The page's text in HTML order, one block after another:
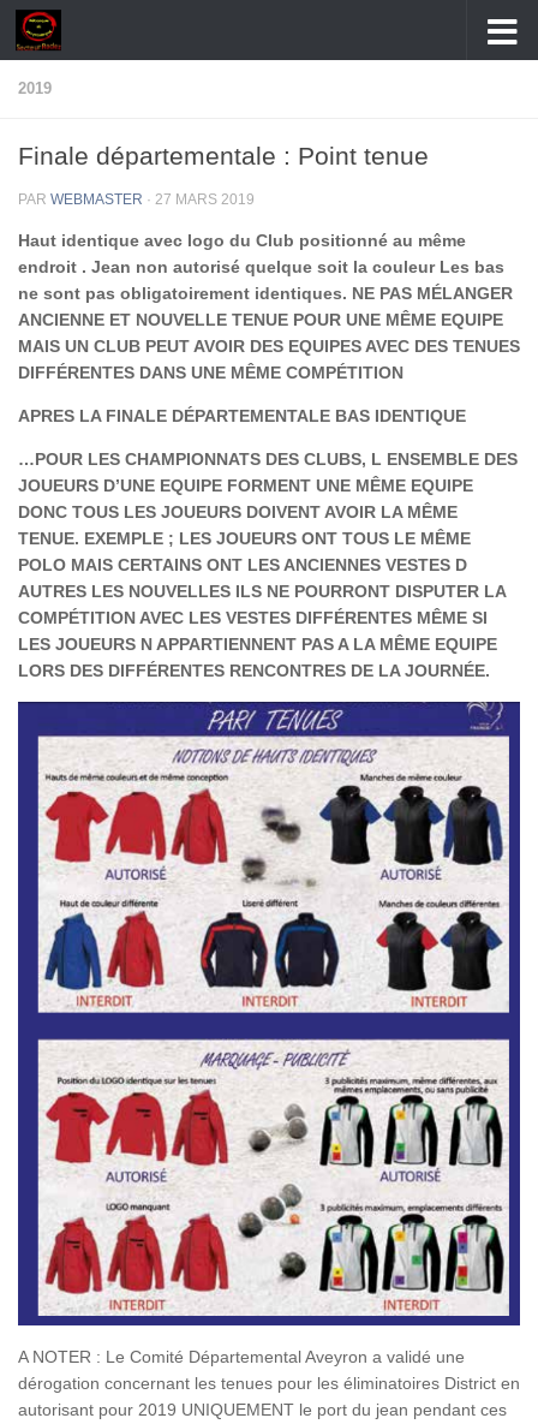
Skip to content
2019
Finale départementale : Point tenue
PAR WEBMASTER · 27 MARS 2019
Haut identique avec logo du Club positionné au même
endroit . Jean non autorisé quelque soit la couleur Les bas
ne sont pas obligatoirement identiques. NE PAS MÉLANGER
ANCIENNE ET NOUVELLE TENUE POUR UNE MÊME EQUIPE
MAIS UN CLUB PEUT AVOIR DES EQUIPES AVEC DES TENUES
DIFFÉRENTES DANS UNE MÊME COMPÉTITION
APRES LA FINALE DÉPARTEMENTALE BAS IDENTIQUE
…POUR LES CHAMPIONNATS DES CLUBS, L ENSEMBLE DES
JOUEURS D’UNE EQUIPE FORMENT UNE MÊME EQUIPE
DONC TOUS LES JOUEURS DOIVENT AVOIR LA MÊME
TENUE. EXEMPLE ; LES JOUEURS ONT TOUS LE MÊME
POLO MAIS CERTAINS ONT LES ANCIENNES VESTES D
AUTRES LES NOUVELLES ILS NE POURRONT DISPUTER LA
COMPÉTITION AVEC LES VESTES DIFFÉRENTES MÊME SI
LES JOUEURS N APPARTIENNENT PAS A LA MÊME EQUIPE
LORS DES DIFFÉRENTES RENCONTRES DE LA JOURNÉE.
A NOTER : Le Comité Départemental Aveyron a validé une
dérogation concernant les tenues pour les éliminatoires District en
autorisant pour 2019 UNIQUEMENT le port du jean pendant ces